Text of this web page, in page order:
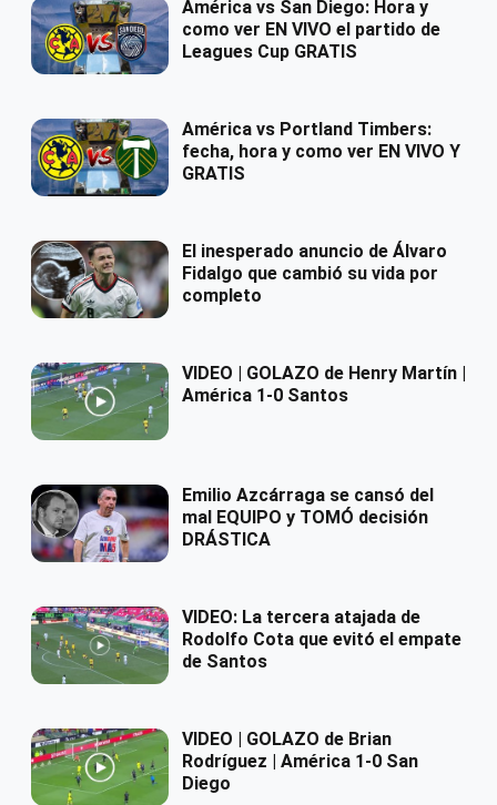
América vs San Diego: Hora y
como ver EN VIVO el partido de
Leagues Cup GRATIS
América vs Portland Timbers:
fecha, hora y como ver EN VIVO Y
GRATIS
El inesperado anuncio de Álvaro
Fidalgo que cambió su vida por
completo
VIDEO | GOLAZO de Henry Martín |
América 1-0 Santos
Emilio Azcárraga se cansó del
mal EQUIPO y TOMÓ decisión
DRÁSTICA
VIDEO: La tercera atajada de
Rodolfo Cota que evitó el empate
de Santos
VIDEO | GOLAZO de Brian
Rodríguez | América 1-0 San
Diego